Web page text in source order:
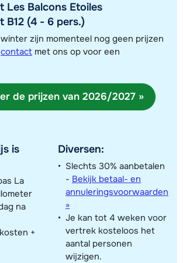
in dit gebied
van de ligging van onze accommodaties. De
Les Balcons Etoiles
B12 (4 - 6 pers.)
zijn momenteel nog geen prijzen
contact met ons op voor een
de prijzen van 2026/2027 »
is
La
na
+
Diversen:
Slechts 30% aanbetalen
- Bekijk betaal- en
annuleringsvoorwaarden
»
Je kan tot 4 weken voor
vertrek kosteloos het
aantal personen
wijzigen.